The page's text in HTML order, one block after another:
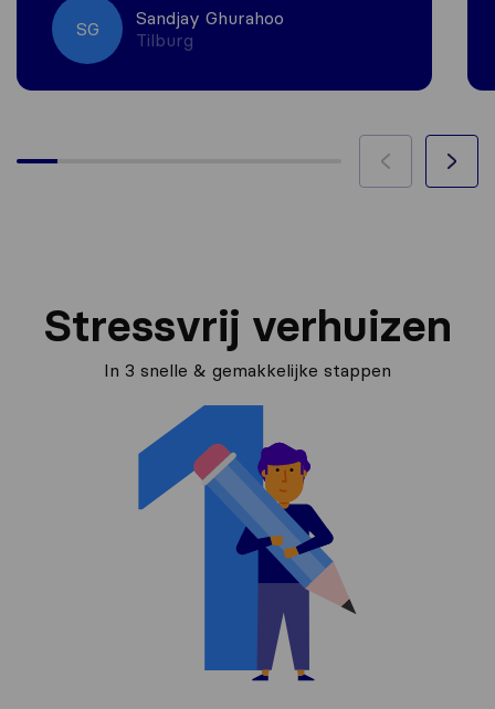
SG
Sandjay Ghurahoo
Tilburg
Stressvrij verhuizen
In 3 snelle & gemakkelijke stappen